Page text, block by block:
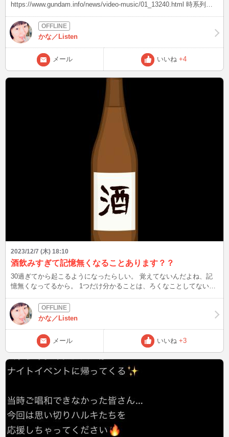
https://www.gundam.info/news/video-music/01_13240.html 時系列は
年) ア・バオア・クー防衛戦中にキシリアがギレンを射殺～ティター
ンズ発祥までの話。 非会員でも第1話無料で見れます！
https://www.nicovideo.jp/watch/so43086797 何と言ってもガンダム史
上3大悪女筆頭、ニナ・パープルトンに対するコメントwww ここまで
ボロクソだと一周回って面白い(笑) それもそのはず、終盤で身勝手極
まりないムーブを見せるんですよ。 あまりの自己中っぷりに、 『キ
ースはその女ぁゲルググで踏めよ！！』 と叫んだ視聴者もいたくら
今見ても面白いから、これを機にプレミアム会員になるか検討中です
かな／Listen
メール いいね +4
2023/12/7 (木) 18:10
酒飲みすぎて記憶無くなることあります？？
30過ぎてから起こるようになったらしい。 覚えてないんだよね、記
憶無くなってるから。 1つだけ分かることは、ろくなことしてない
らかすようだ。 挙句泣き上戸になるらしい。 服を脱ぎ散らかしたこ
とは全く覚えてないんですが…。 皆さんは酒飲み過ぎて記憶無くす
と、どうなりますか？ 次は12/9(土)23時頃～ 寒い日が続きますが、ど
うぞお健やかにお過ごしください。
かな／Listen
メール いいね +3